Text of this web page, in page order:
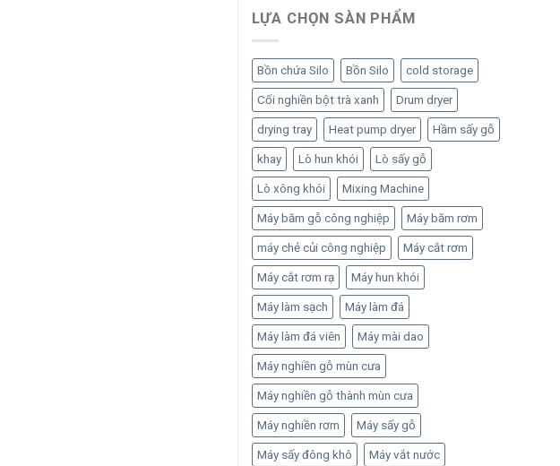
1,200 ₫.
LỰA CHỌN SÀN PHẨM
Bồn chứa Silo Bồn Silo cold storage
Cối nghiền bột trà xanh Drum dryer
drying tray Heat pump dryer Hầm sấy gỗ
khay Lò hun khói Lò sấy gỗ
Lò xông khói Mixing Machine
Máy băm gỗ công nghiệp Máy băm rơm
máy chẻ củi công nghiệp Máy cắt rơm
Máy cắt rơm rạ Máy hun khói
Máy làm sạch Máy làm đá
Máy làm đá viên Máy mài dao
Máy nghiền gỗ mùn cưa
Máy nghiền gỗ thành mùn cưa
Máy nghiền rơm Máy sấy gỗ
Máy sấy đông khô Máy vắt nước